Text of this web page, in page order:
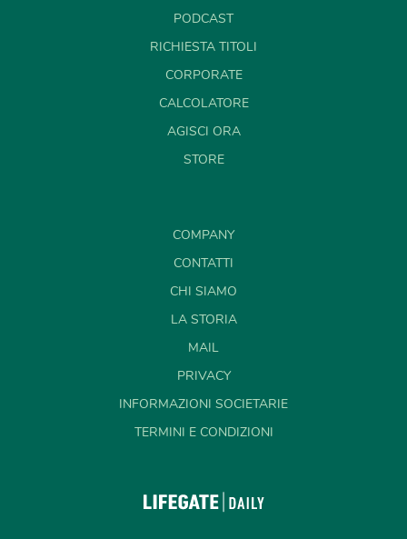
PODCAST
RICHIESTA TITOLI
CORPORATE
CALCOLATORE
AGISCI ORA
STORE
COMPANY
CONTATTI
CHI SIAMO
LA STORIA
MAIL
PRIVACY
INFORMAZIONI SOCIETARIE
TERMINI E CONDIZIONI